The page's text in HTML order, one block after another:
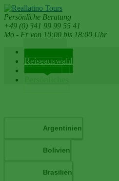
Persönliche Beratung
+49 (0) 341 99 99 55 41
Mo - Fr von 10:00 bis 18:00 Uhr
Reiseländer
Reiseauswahl
Argentinien
Bolivien
Brasilien